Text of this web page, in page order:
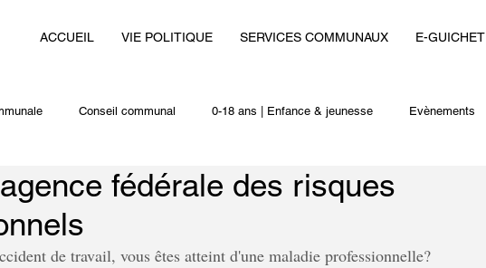
ACCUEIL VIE POLITIQUE SERVICES COMMUNAUX E-GUICHET
Conseil communal 0-18 ans | Enfance & jeunesse Evènements
Autres actualitésfédérale des risques
de travail, vous êtes atteint d'une maladie professionnelle?